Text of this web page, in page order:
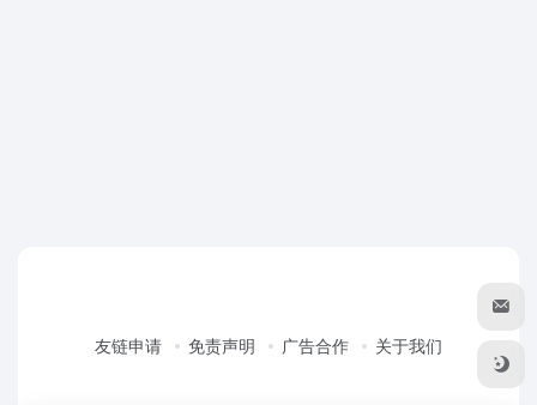
友链申请 免责声明 广告合作 关于我们